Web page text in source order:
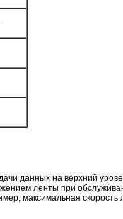
данных на верхний
ленты при
максимальная скорость